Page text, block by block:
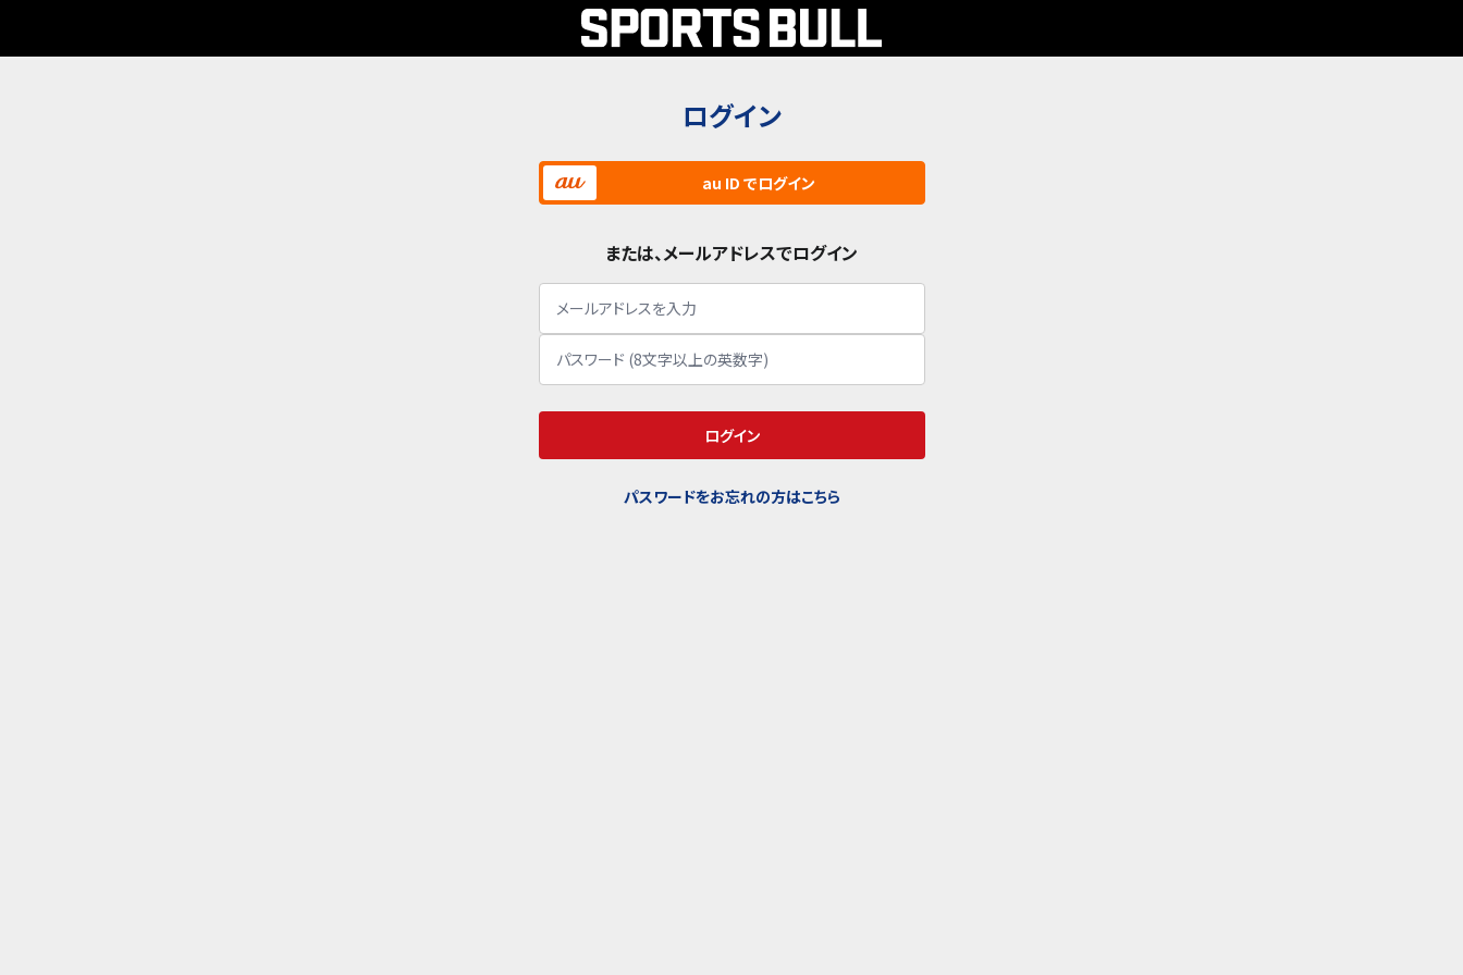
ログイン
au ID でログイン
または、メールアドレスでログイン
ログイン
パスワードをお忘れの方はこちら